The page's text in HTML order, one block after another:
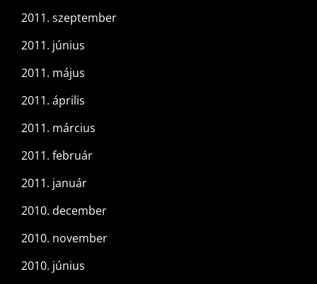
2011. szeptember
2011. június
2011. május
2011. április
2011. március
2011. február
2011. január
2010. december
2010. november
2010. június